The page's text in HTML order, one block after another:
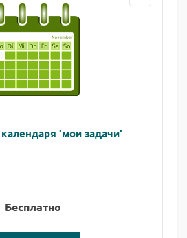
'мои задачи'
Бесплатно